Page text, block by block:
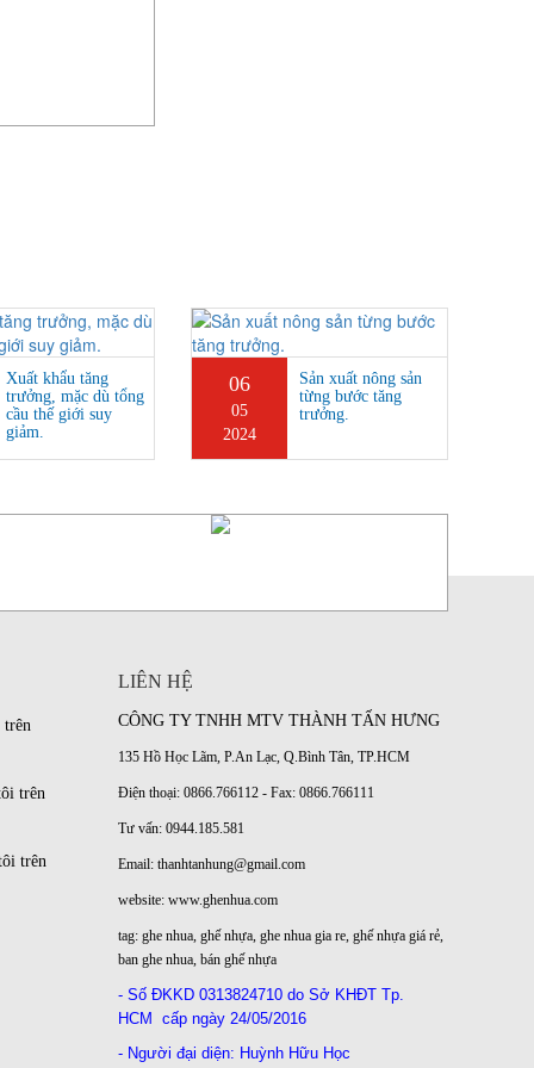
Xuất khẩu tăng
trưởng, mặc dù tổng
cầu thế giới suy
giảm.
06
05
2024
Sản xuất nông sản
từng bước tăng
trưởng.
trên
trên
LIÊN HỆ
CÔNG TY TNHH MTV THÀNH TẤN HƯNG
135 Hồ Học Lãm, P.An Lạc, Q.Bình Tân, TP.HCM
Điện thoại: 0866.766112 - Fax: 0866.766111
Tư vấn: 0944.185.581
Email: thanhtanhung@gmail.com
website: www.ghenhua.com
tag: ghe nhua, ghế nhựa, ghe nhua gia re, ghế nhựa giá rẻ,
ban ghe nhua, bán ghế nhựa
- Số ĐKKD 0313824710 do Sở KHĐT Tp.
HCM
cấp ngày 24/05/2016
- Người đại diện: Huỳnh Hữu Học